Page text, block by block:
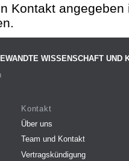
Kontakt
WISSENSCHAFT UND
Kontakt
Über uns
Team und Kontakt
Vertragskündigung